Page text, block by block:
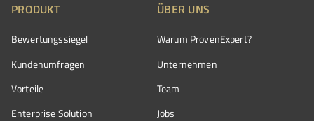
PRODUKT
Bewertungssiegel
Kundenumfragen
Vorteile
Enterprise Solution
ÜBER UNS
Warum ProvenExpert?
Unternehmen
Team
Jobs